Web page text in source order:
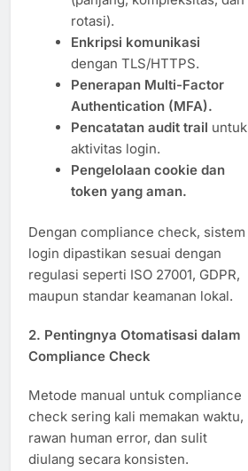
rotasi).
Enkripsi komunikasi
dengan TLS/HTTPS.
Penerapan Multi-Factor
Authentication (MFA).
Pencatatan audit trail untuk
aktivitas login.
Pengelolaan cookie dan
token yang aman.
Dengan compliance check, sistem
login dipastikan sesuai dengan
regulasi seperti ISO 27001, GDPR,
maupun standar keamanan lokal.
2. Pentingnya Otomatisasi dalam
Compliance Check
Metode manual untuk compliance
check sering kali memakan waktu,
rawan human error, dan sulit
diulang secara konsisten.